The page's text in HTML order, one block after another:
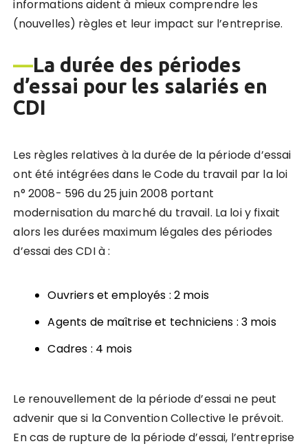
informations aident à mieux comprendre les
(nouvelles) règles et leur impact sur l’entreprise.
—La durée des périodes
d’essai pour les salariés en
CDI
Les règles relatives à la durée de la période d’essai
ont été intégrées dans le Code du travail par la loi
n° 2008- 596 du 25 juin 2008 portant
modernisation du marché du travail. La loi y fixait
alors les durées maximum légales des périodes
d’essai des CDI à :
Ouvriers et employés : 2 mois
Agents de maîtrise et techniciens : 3 mois
Cadres : 4 mois
Le renouvellement de la période d’essai ne peut
advenir que si la Convention Collective le prévoit.
En cas de rupture de la période d’essai, l’entreprise